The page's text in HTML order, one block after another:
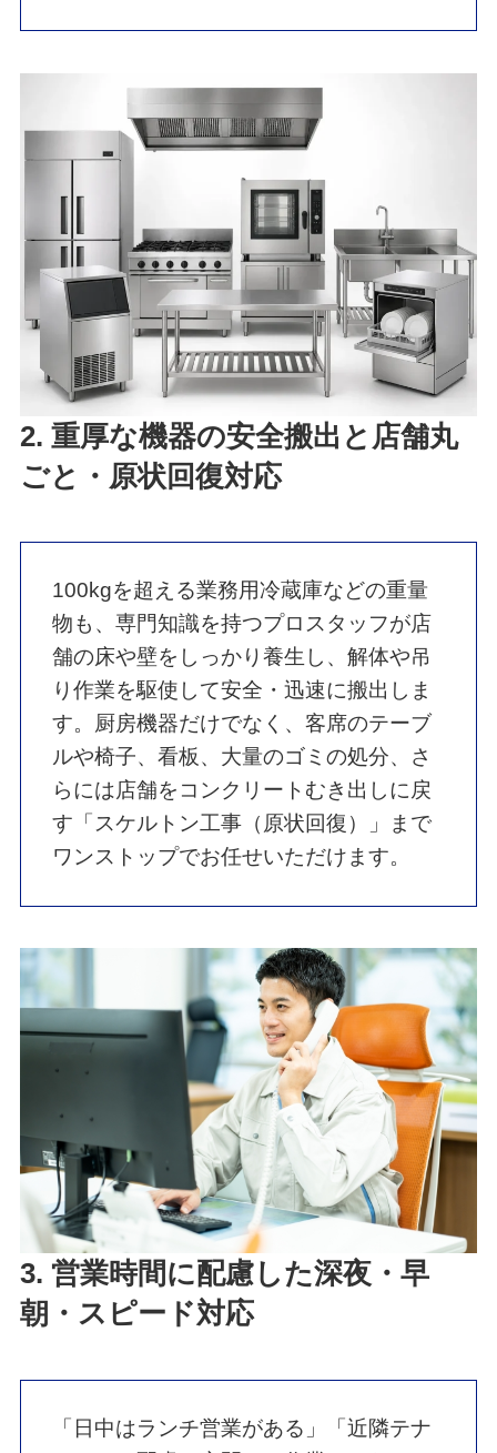
2. 重厚な機器の安全搬出と店舗丸
ごと・原状回復対応
100kgを超える業務用冷蔵庫などの重量
物も、専門知識を持つプロスタッフが店
舗の床や壁をしっかり養生し、解体や吊
り作業を駆使して安全・迅速に搬出しま
す。厨房機器だけでなく、客席のテーブ
ルや椅子、看板、大量のゴミの処分、さ
らには店舗をコンクリートむき出しに戻
す「スケルトン工事（原状回復）」まで
ワンストップでお任せいただけます。
3. 営業時間に配慮した深夜・早
朝・スピード対応
「日中はランチ営業がある」「近隣テナ